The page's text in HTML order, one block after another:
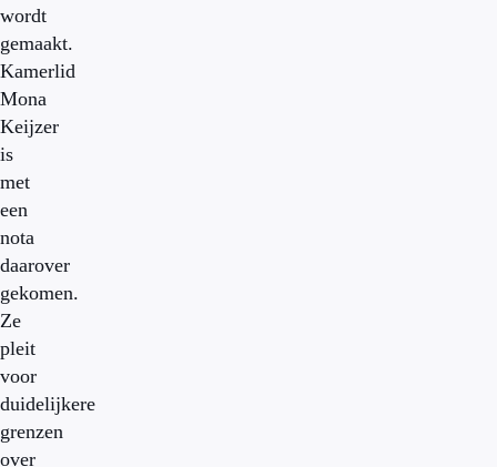
wordt
gemaakt.
Kamerlid
Mona
Keijzer
is
met
een
nota
daarover
gekomen.
Ze
pleit
voor
duidelijkere
grenzen
over